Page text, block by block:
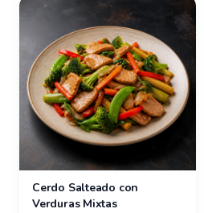
Cerdo Salteado con
Verduras Mixtas